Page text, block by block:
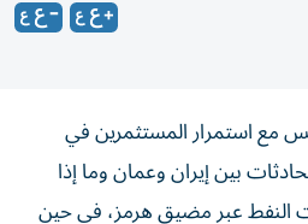
مع استمرار المستثمرين في
بين إيران وعمان وما إذا
النفط عبر مضيق هرمز، ‌في حين